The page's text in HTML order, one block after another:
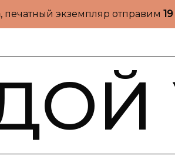
, печатный экземпляр отправим